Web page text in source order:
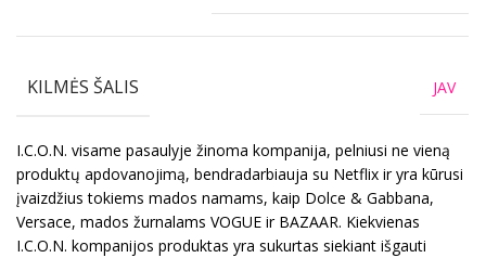
KILMĖS ŠALIS JAV
I.C.O.N. visame pasaulyje žinoma kompanija, pelniusi ne vieną
produktų apdovanojimą, bendradarbiauja su Netflix ir yra kūrusi
įvaizdžius tokiems mados namams, kaip Dolce & Gabbana,
Versace, mados žurnalams VOGUE ir BAZAAR. Kiekvienas
I.C.O.N. kompanijos produktas yra sukurtas siekiant išgauti